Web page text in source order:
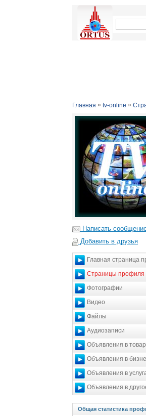
Главная » tv-online »
Написать
Добавить в друзья
Главная страница
Страницы профиля
Фотографии
Видео
Файлы
Аудиозаписи
Объявления в
Объявления в
Объявления в
Объявления в
Общая статистика